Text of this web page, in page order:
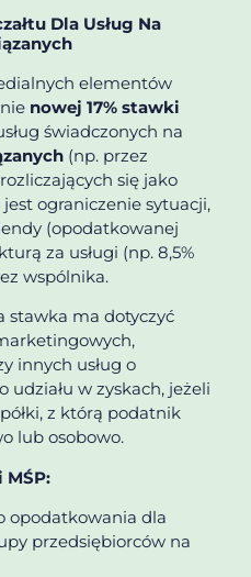
Dla Usług Na
elementów
nowej 17% stawki
świadczonych na
(np. przez
się jako
jest ograniczenie sytuacji,
(opodatkowanej
za usługi (np. 8,5%
wspólnika.
stawka ma dotyczyć
innych usług o
w zyskach, jeżeli
z którą podatnik
lub osobowo.
MŚP:
opodatkowania dla
przedsiębiorców na